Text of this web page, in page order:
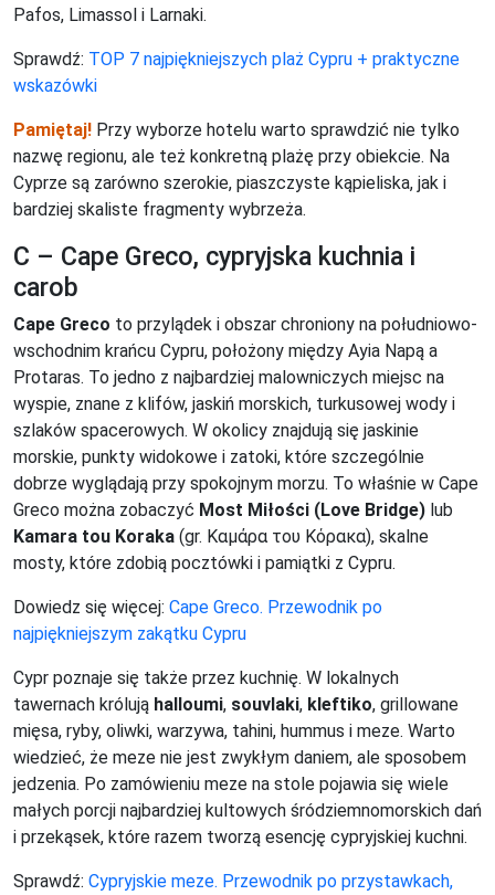
Pafos, Limassol i Larnaki.
Sprawdź: TOP 7 najpiękniejszych plaż Cypru + praktyczne
wskazówki
Pamiętaj! Przy wyborze hotelu warto sprawdzić nie tylko
nazwę regionu, ale też konkretną plażę przy obiekcie. Na
Cyprze są zarówno szerokie, piaszczyste kąpieliska, jak i
bardziej skaliste fragmenty wybrzeża.
C – Cape Greco, cypryjska kuchnia i
carob
Cape Greco to przylądek i obszar chroniony na południowo-
wschodnim krańcu Cypru, położony między Ayia Napą a
Protaras. To jedno z najbardziej malowniczych miejsc na
wyspie, znane z klifów, jaskiń morskich, turkusowej wody i
szlaków spacerowych. W okolicy znajdują się jaskinie
morskie, punkty widokowe i zatoki, które szczególnie
dobrze wyglądają przy spokojnym morzu. To właśnie w Cape
Greco można zobaczyć Most Miłości (Love Bridge) lub
Kamara tou Koraka (gr. Καμάρα του Κόρακα), skalne
mosty, które zdobią pocztówki i pamiątki z Cypru.
Dowiedz się więcej: Cape Greco. Przewodnik po
najpiękniejszym zakątku Cypru
Cypr poznaje się także przez kuchnię. W lokalnych
tawernach królują halloumi, souvlaki, kleftiko, grillowane
mięsa, ryby, oliwki, warzywa, tahini, hummus i meze. Warto
wiedzieć, że meze nie jest zwykłym daniem, ale sposobem
jedzenia. Po zamówieniu meze na stole pojawia się wiele
małych porcji najbardziej kultowych śródziemnomorskich dań
i przekąsek, które razem tworzą esencję cypryjskiej kuchni.
Sprawdź: Cypryjskie meze. Przewodnik po przystawkach,